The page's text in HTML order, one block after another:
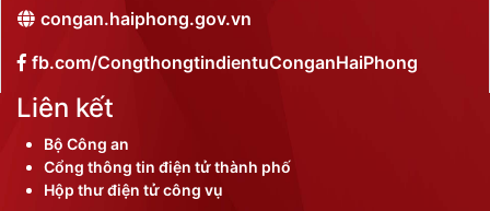
congan.haiphong.gov.vn
fb.com/CongthongtindientuConganHaiPhong
Liên kết
Bộ Công an
Cổng thông tin điện tử thành phố
Hộp thư điện tử công vụ